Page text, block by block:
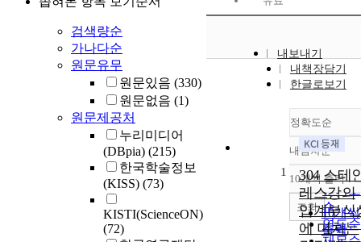
검색량순
가나다순
원문유무
원문있음 (330)
원문없음 (1)
원문제공처
누리미디어
(DBpia) (215)
한국학술정보
(KISS) (73)
KISTI(ScienceON)
(72)
내보내기
내책장담기
한글로보기
정확도순
정확도
순
인기도
순
연도순
내림차순
내림
10개씩 출력
10개씩
출력
조회
1
304 스테
레스강의
입계부식
에 미치는